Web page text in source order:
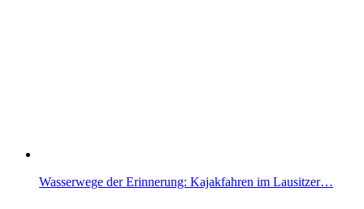
Wasserwege der Erinnerung: Kajakfahren im Lausitzer…